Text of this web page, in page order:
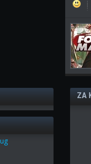
ZA